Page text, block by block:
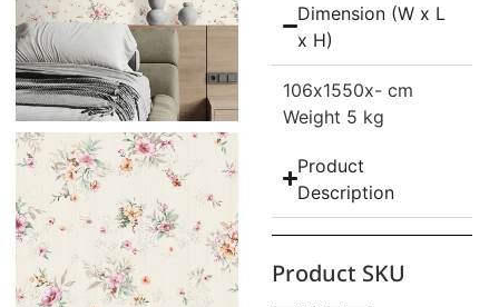
Dimension (W x L
x H)
106x1550x- cm
Weight 5 kg
Product
Description
Product SKU